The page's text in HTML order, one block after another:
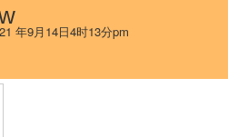
年9月14日4时13分pm